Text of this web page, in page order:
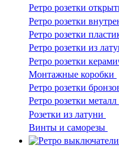
Ретро розетки
Ретро розетки
Ретро розетки
Ретро розетки из
Ретро розетки
Монтажные коробки
Ретро розетки
Ретро розетки металл
Розетки из латуни
Винты и саморезы